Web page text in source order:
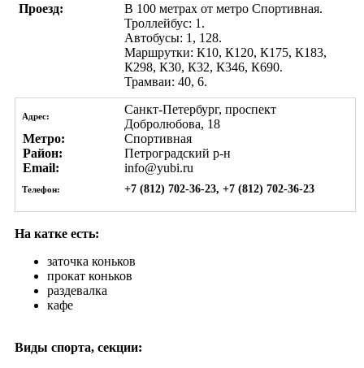
Проезд:
В 100 метрах от метро Спортивная.
Троллейбус: 1.
Автобусы: 1, 128.
Маршрутки: К10, К120, К175, К183,
К298, К30, К32, К346, К690.
Трамваи: 40, 6.
Адрес:
Санкт-Петербург, проспект
Добролюбова, 18
Метро:
Спортивная
Район:
Петроградский р-н
Email:
info@yubi.ru
Телефон: +7 (812) 702-36-23, +7 (812) 702-36-23
На катке есть:
заточка коньков
прокат коньков
раздевалка
кафе
Виды спорта, секции: